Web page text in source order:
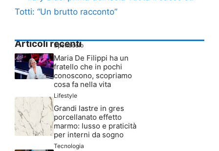
Totti: “Un brutto racconto”
Articoli recenti
Spettacolo
Maria De Filippi ha un
fratello che in pochi
conoscono, scopriamo
cosa fa nella vita
Lifestyle
Grandi lastre in gres
porcellanato effetto
marmo: lusso e praticità
per interni da sogno
Tecnologia